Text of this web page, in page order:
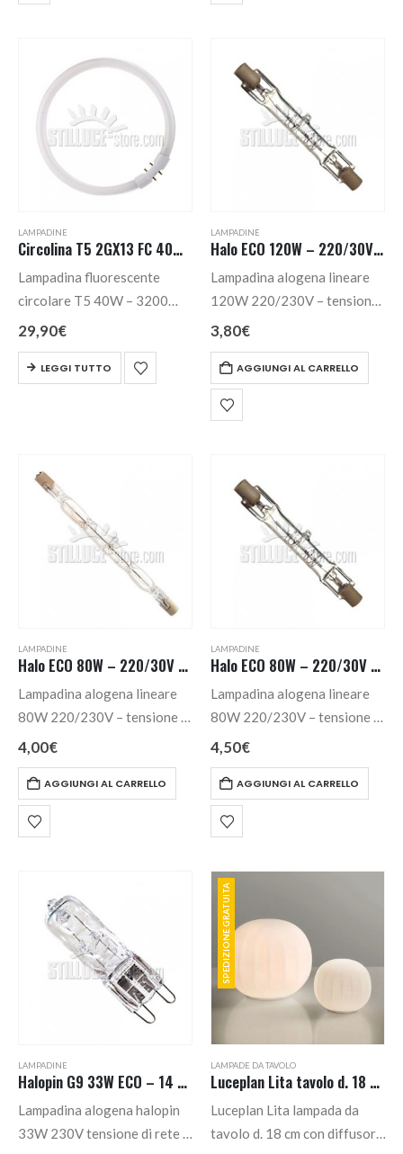
LAMPADINE
Circolina T5 2GX13 FC 40W – ø 300 mm.
Lampadina fluorescente
circolare T5 40W – 3200
lumen – 300 mm. – attacco
830 luce calda.
29,90€
LEGGI TUTTO
LAMPADINE
Halo ECO 120W – 220/30V – R7S – 12 X 74,9 mm.
Lampadina alogena lineare
120W 220/230V – tensione
di rete – ECO energy saver
2250 – 12 X 749 mm. –
attacco R7S. Temperatura di
colore 2900K.
3,80€
AGGIUNGI AL CARRELLO
LAMPADINE
Halo ECO 80W – 220/30V – R7S – 12 X 114,2 mm.
Lampadina alogena lineare
80W 220/230V – tensione di
rete – ECO energy saver
80W resa 100W 1380lm 12
X 1142 mm. – attacco R7S.
Temperatura di colore
2900K.
4,00€
AGGIUNGI AL CARRELLO
LAMPADINE
Halo ECO 80W – 220/30V – R7S – 12 X 74,9 mm.
Lampadina alogena lineare
80W 220/230V – tensione di
rete – ECO energy saver
80W resa 100W lumen 1380
– 12 X 749 mm. – attacco
R7S. Temperatura di colore
2900K.
4,50€
AGGIUNGI AL CARRELLO
LAMPADINE
Halopin G9 33W ECO – 14 X 42 mm. 230V
Lampadina alogena halopin
33W 230V tensione di rete –
SPEDIZIONE GRATUITA
LAMPADE DA TAVOLO
Luceplan Lita tavolo d. 18 D92V18
Luceplan Lita lampada da
tavolo d. 18 cm con diffusore